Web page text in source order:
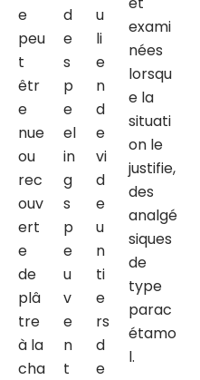
e
peu
t
êtr
e
nue
ou
rec
ouv
ert
e
de
plâ
tre
à la
cha
d
e
s
p
e
el
in
g
s
p
e
u
v
e
n
t
u
li
e
n
d
e
vi
d
e
u
n
ti
e
rs
d
e
exami
nées
lorsqu
e la
situati
on le
justifie,
des
analgé
siques
de
type
parac
étamo
l.